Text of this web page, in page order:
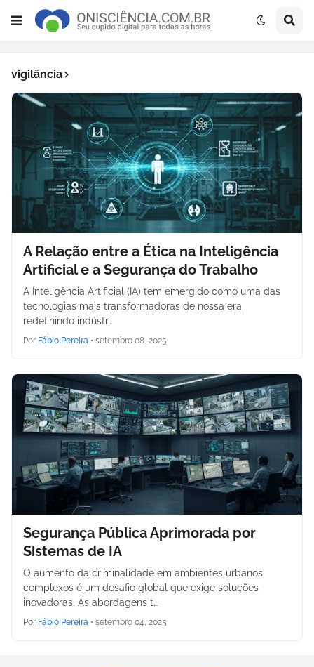
vigilância
A Relação entre a Ética na Inteligência
Artificial e a Segurança do Trabalho
A Inteligência Artificial (IA) tem emergido como uma das
tecnologias mais transformadoras de nossa era,
redefinindo indústr…
Por Fábio Pereira • setembro 08, 2025
Segurança Pública Aprimorada por
Sistemas de IA
O aumento da criminalidade em ambientes urbanos
complexos é um desafio global que exige soluções
inovadoras. As abordagens t…
Por Fábio Pereira • setembro 04, 2025